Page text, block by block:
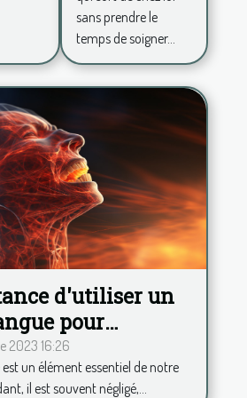
plus de
confiance
en soi ?
sans prendre le
temps de soigner...
d'utiliser un
pour
une haleine
2023 16:26
est un élément essentiel de notre
il est souvent négligé,...